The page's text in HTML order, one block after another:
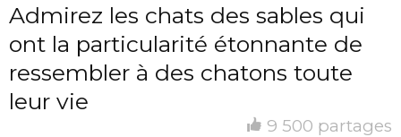
Admirez les chats des sables qui
ont la particularité étonnante de
ressembler à des chatons toute
leur vie
9 500 partages